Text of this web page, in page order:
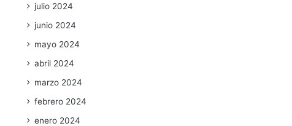
julio 2024
junio 2024
mayo 2024
abril 2024
marzo 2024
febrero 2024
enero 2024